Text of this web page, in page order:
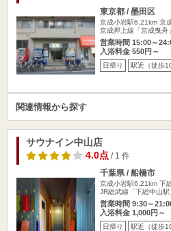
東京都 / 墨田区
京成小岩駅6.21km 京
京成押上線「京成曳舟
営業時間 15:00～
入浴料金 550円～
日帰り 駅近（徒歩
関連情報から探す
サウナイン中山店
4.0点/ 1 件
千葉県 / 船橋市
京成小岩駅6.21km 下
JR総武線「下総中山
営業時間 9:30～
入浴料金 1,000円～
日帰り 駅近（徒歩